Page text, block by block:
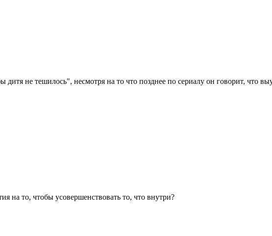
не тешилось", несмотря на то что позднее по сериалу он говорит, что
на то, чтобы усовершенствовать то, что внутри?